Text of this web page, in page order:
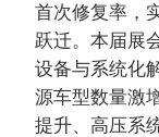
首次修复率，
跃迁。本届展
设备与系统化
源车型数量激
提升、高压系